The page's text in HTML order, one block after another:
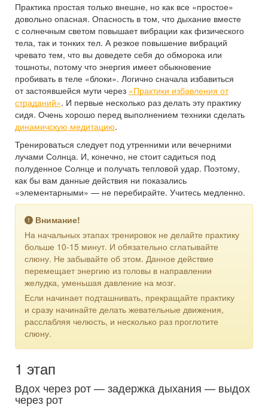
Практика простая только внешне, но как все «простое»
довольно опасная. Опасность в том, что дыхание вместе
с солнечным светом повышает вибрации как физического
тела, так и тонких тел. А резкое повышение вибраций
чревато тем, что вы доведете себя до обморока или
тошноты, потому что энергия имеет обыкновение
пробивать в теле «блоки». Логично сначала избавиться
от застоявшейся мути через «Практики избавления от
страданий». И первые несколько раз делать эту практику
сидя. Очень хорошо перед выполнением техники сделать
динамичскую медитацию.
Тренироваться следует под утренними или вечерними
лучами Солнца. И, конечно, не стоит садиться под
полуденное Солнце и получать тепловой удар. Поэтому,
как бы вам данные действия ни показались
«элементарными» — не перебирайте. Учитесь медленно.
Внимание!
На начальных этапах тренировок не делайте практику
больше 10-15 минут. И обязательно сглатывайте
слюну. Не забывайте об этом. Данное действие
перемещает энергию из головы в направлении
желудка, уменьшая давление на мозг.
Если начинает подташнивать, прекращайте практику
и сразу начинайте делать жевательные движения,
расслабляя челюсть, и несколько раз проглотите
слюну.
1 этап
Вдох через рот — задержка дыхания — выдох
через рот